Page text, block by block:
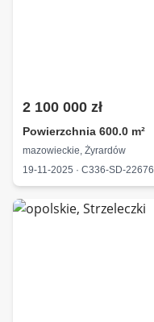
2 100 000 zł
Powierzchnia 600.0 m²
mazowieckie, Żyrardów
19-11-2025 · C336-SD-22676